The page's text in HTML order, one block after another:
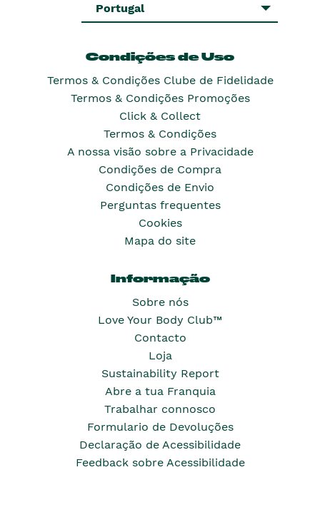
Portugal
Condições de Uso
Termos & Condições Clube de Fidelidade
Termos & Condições Promoções
Click & Collect
Termos & Condições
A nossa visão sobre a Privacidade
Condições de Compra
Condições de Envio
Perguntas frequentes
Cookies
Mapa do site
Informação
Sobre nós
Love Your Body Club™
Contacto
Loja
Sustainability Report
Abre a tua Franquia
Trabalhar connosco
Formulario de Devoluções
Declaração de Acessibilidade
Feedback sobre Acessibilidade